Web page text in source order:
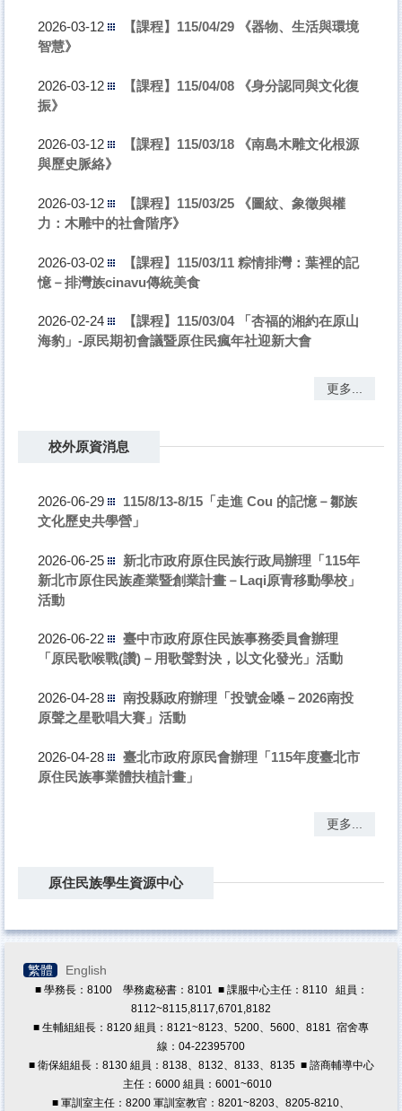
2026-03-12
【課程】115/04/29 《器物、生活與環境
智慧》
2026-03-12
【課程】115/04/08 《身分認同與文化復
振》
2026-03-12
【課程】115/03/18 《南島木雕文化根源
與歷史脈絡》
2026-03-12
【課程】115/03/25 《圖紋、象徵與權
力：木雕中的社會階序》
2026-03-02
【課程】115/03/11 粽情排灣：葉裡的記
憶－排灣族cinavu傳統美食
2026-02-24
【課程】115/03/04 「杏福的湘約在原山
海豹」-原民期初會議暨原住民瘋年社迎新大會
更多...
校外原資消息
2026-06-29
115/8/13-8/15「走進 Cou 的記憶－鄒族
文化歷史共學營」
2026-06-25
新北市政府原住民族行政局辦理「115年
新北市原住民族產業暨創業計畫－Laqi原青移動學校」
活動
2026-06-22
臺中市政府原住民族事務委員會辦理
「原民歌喉戰(讚)－用歌聲對決，以文化發光」活動
2026-04-28
南投縣政府辦理「投號金嗓－2026南投
原聲之星歌唱大賽」活動
2026-04-28
臺北市政府原民會辦理「115年度臺北市
原住民族事業體扶植計畫」
更多...
原住民族學生資源中心
繁體 English
■ 學務長：8100 學務處秘書：8101 ■ 課服中心主任：8110 組員：
8112~8115,8117,6701,8182
■ 生輔組組長：8120 組員：8121~8123、5200、5600、8181 宿舍專
線：04-22395700
■ 衛保組組長：8130 組員：8138、8132、8133、8135 ■ 諮商輔導中心
主任：6000 組員：6001~6010
■ 軍訓室主任：8200 軍訓室教官：8201~8203、8205-8210、